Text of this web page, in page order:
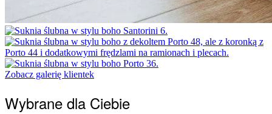
Zobacz galerię klientek
Wybrane dla Ciebie